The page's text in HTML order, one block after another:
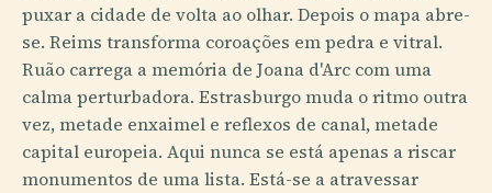
puxar a cidade de volta ao olhar. Depois o mapa abre-
se. Reims transforma coroações em pedra e vitral.
Ruão carrega a memória de Joana d'Arc com uma
calma perturbadora. Estrasburgo muda o ritmo outra
vez, metade enxaimel e reflexos de canal, metade
capital europeia. Aqui nunca se está apenas a riscar
monumentos de uma lista. Está-se a atravessar